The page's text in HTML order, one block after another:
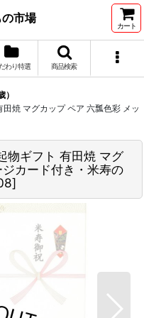
市場
カート
わり特選 商品検索
焼 マグカップ ペア 六瓢色彩 メッ
物ギフト 有田焼 マグ
カード付き・米寿の
]